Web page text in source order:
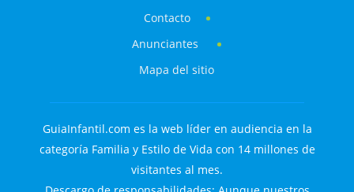
Contacto
Anunciantes
Mapa del sitio
GuiaInfantil.com es la web líder en audiencia en la
categoría Familia y Estilo de Vida con 14 millones de
visitantes al mes.